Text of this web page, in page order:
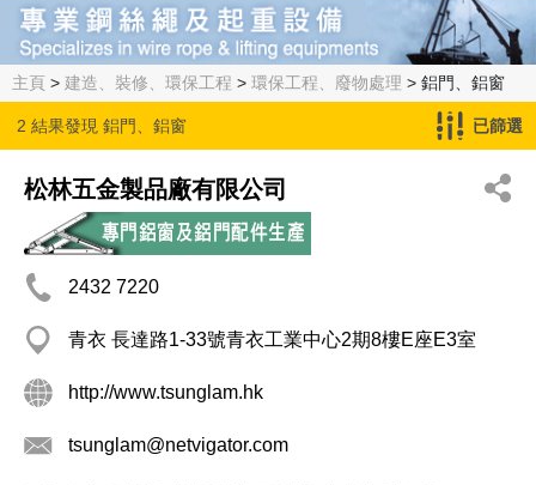
主頁 > 建造、裝修、環保工程 > 環保工程、廢物處理 > 鋁門、鋁窗
2 結果發現 鋁門、鋁窗 已篩選
松林五金製品廠有限公司
2432 7220
青衣 長達路1-33號青衣工業中心2期8樓E座E3室
http://www.tsunglam.hk
tsunglam@netvigator.com